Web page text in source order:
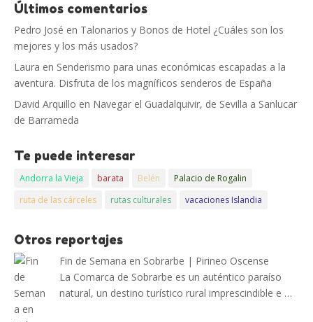
Últimos comentarios
Pedro José en Talonarios y Bonos de Hotel ¿Cuáles son los
mejores y los más usados?
Laura en Senderismo para unas económicas escapadas a la
aventura. Disfruta de los magníficos senderos de España
David Arquillo en Navegar el Guadalquivir, de Sevilla a Sanlucar
de Barrameda
Te puede interesar
Andorra la Vieja barata Belén
Palacio de Rogalin
ruta de las cárceles
rutas culturales vacaciones Islandia
Otros reportajes
Fin de Semana en Sobrarbe | Pirineo Oscense
La Comarca de Sobrarbe es un auténtico paraíso
natural, un destino turístico rural imprescindible e …